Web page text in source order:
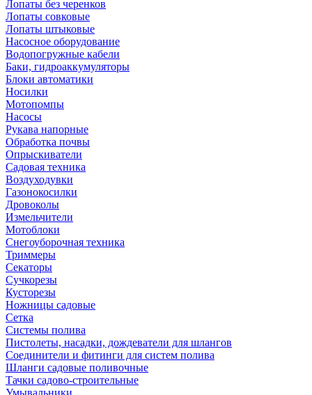
Лопаты без черенков
Лопаты совковые
Лопаты штыковые
Насосное оборудование
Водопогружные кабели
Баки, гидроаккумуляторы
Блоки автоматики
Носилки
Мотопомпы
Насосы
Рукава напорные
Обработка почвы
Опрыскиватели
Садовая техника
Воздуходувки
Газонокосилки
Дровоколы
Измельчители
Мотоблоки
Снегоуборочная техника
Триммеры
Секаторы
Сучкорезы
Кусторезы
Ножницы садовые
Сетка
Системы полива
Пистолеты, насадки, дождеватели для шлангов
Соединители и фитинги для систем полива
Шланги садовые поливочные
Тачки садово-строительные
Умывальники